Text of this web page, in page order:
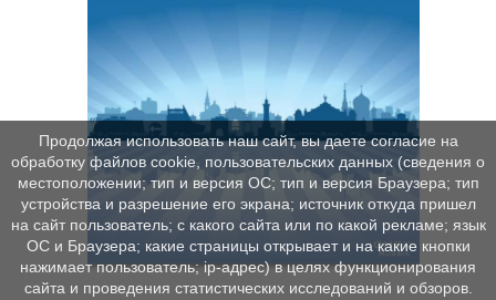
Продолжая использовать наш сайт, вы даете согласие на
обработку файлов cookie, пользовательских данных (сведения о
местоположении; тип и версия ОС; тип и версия Браузера; тип
устройства и разрешение его экрана; источник откуда пришел
на сайт пользователь; с какого сайта или по какой рекламе; язык
ОС и Браузера; какие страницы открывает и на какие кнопки
нажимает пользователь; ip-адрес) в целях функционирования
сайта и проведения статистических исследований и обзоров.